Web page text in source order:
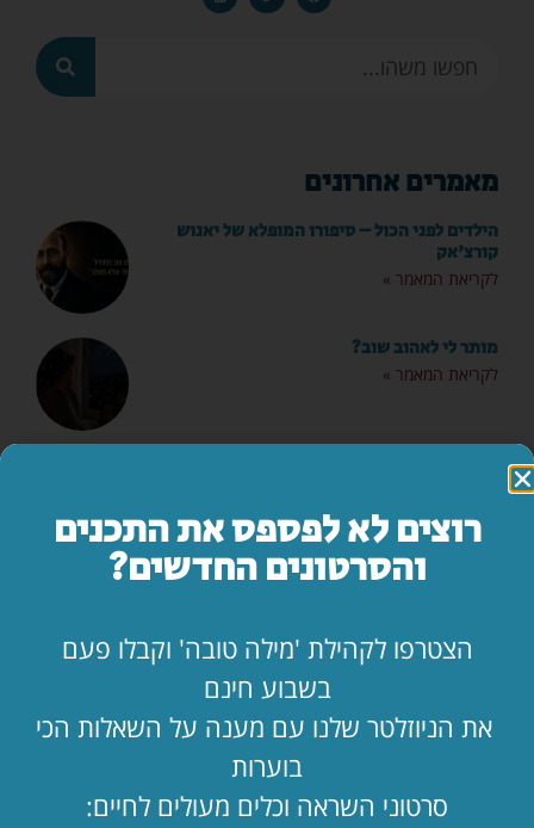
מאמרים אחרונים
הילדים לפני הכול – סיפורו המופלא של יאנוש
קורצ'אק
לקריאת המאמר »
מותר לי לאהוב שוב?
לקריאת המאמר »
מה עושים ביום הצום?
"אמא, יש משהו שאני חייב לספר לך…"
לקריאת המאמר »
החופש כאן. בעלי שם. איך מחזיקים מעמד?!
רוצים לא לפספס את התכנים
והסרטונים החדשים?
הצטרפו לקהילת 'מילה טובה' וקבלו פעם
בשבוע חינם
את הניוזלטר שלנו עם מענה על השאלות הכי
בוערות
סרטוני השראה וכלים מעולים לחיים: